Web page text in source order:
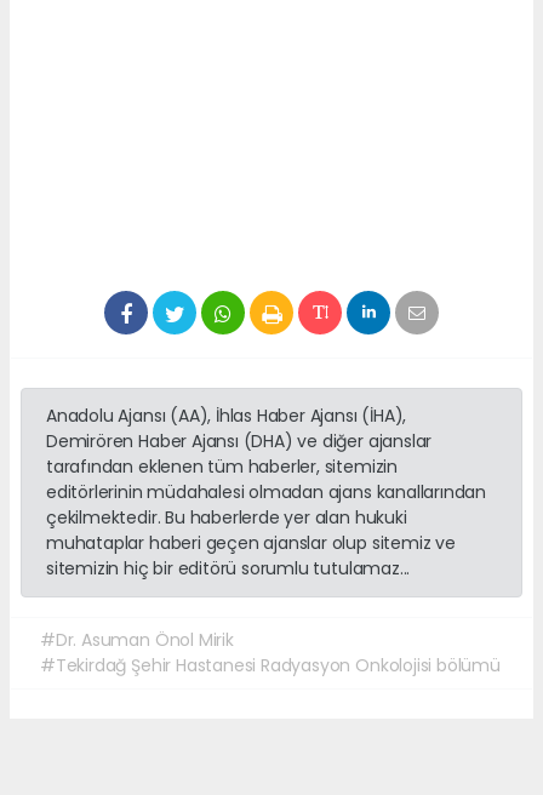
Anadolu Ajansı (AA), İhlas Haber Ajansı (İHA),
Demirören Haber Ajansı (DHA) ve diğer ajanslar
tarafından eklenen tüm haberler, sitemizin
editörlerinin müdahalesi olmadan ajans kanallarından
çekilmektedir. Bu haberlerde yer alan hukuki
muhataplar haberi geçen ajanslar olup sitemiz ve
sitemizin hiç bir editörü sorumlu tutulamaz...
#Dr. Asuman Önol Mirik
#Tekirdağ Şehir Hastanesi Radyasyon Onkolojisi bölümü